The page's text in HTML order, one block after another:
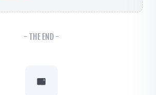
- THE END -